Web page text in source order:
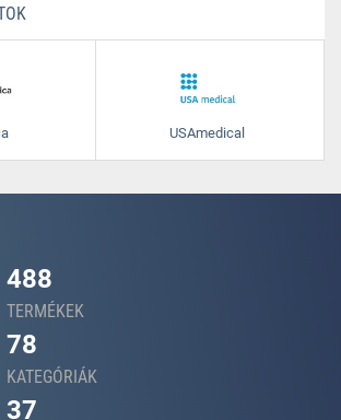
USAmedical
488
TERMÉKEK
78
KATEGÓRIÁK
37